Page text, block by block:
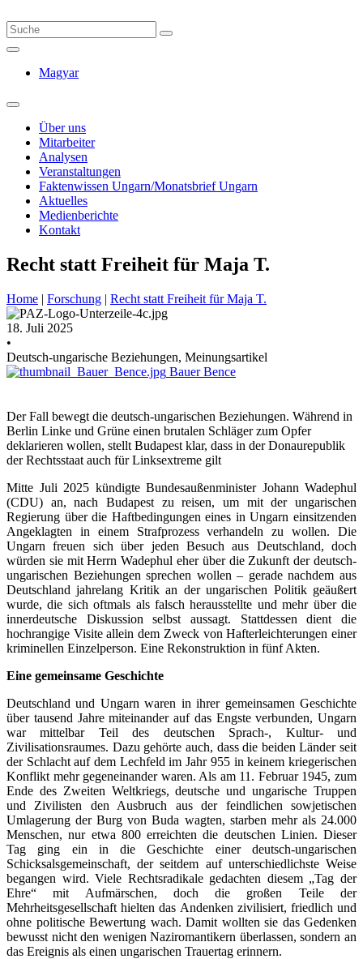
Magyar
Über uns
Mitarbeiter
Analysen
Veranstaltungen
Faktenwissen Ungarn/Monatsbrief Ungarn
Aktuelles
Medienberichte
Kontakt
Recht statt Freiheit für Maja T.
Home | Forschung | Recht statt Freiheit für Maja T.
18. Juli 2025
•
Deutsch-ungarische Beziehungen, Meinungsartikel
Bauer Bence
Der Fall bewegt die deutsch-ungarischen Beziehungen. Während in
Berlin Linke und Grüne einen brutalen Schläger zum Opfer
deklarieren wollen, stellt Budapest klar, dass in der Donaurepublik
der Rechtsstaat auch für Linksextreme gilt
Mitte Juli 2025 kündigte Bundesaußenminister Johann Wadephul
(CDU) an, nach Budapest zu reisen, um mit der ungarischen
Regierung über die Haftbedingungen eines in Ungarn einsitzenden
Angeklagten in einem Strafprozess verhandeln zu wollen. Die
Ungarn freuen sich über jeden Besuch aus Deutschland, doch
würden sie mit Herrn Wadephul eher über die Zukunft der deutsch-
ungarischen Beziehungen sprechen wollen – gerade nachdem aus
Deutschland jahrelang Kritik an der ungarischen Politik geäußert
wurde, die sich oftmals als falsch herausstellte und mehr über die
innerdeutsche Diskussion selbst aussagt. Stattdessen dient die
hochrangige Visite allein dem Zweck von Hafterleichterungen einer
kriminellen Einzelperson. Eine Rekonstruktion in fünf Akten.
Eine gemeinsame Geschichte
Deutschland und Ungarn waren in ihrer gemeinsamen Geschichte
über tausend Jahre miteinander auf das Engste verbunden, Ungarn
war mittelbar Teil des deutschen Sprach-, Kultur- und
Zivilisationsraumes. Dazu gehörte auch, dass die beiden Länder seit
der Schlacht auf dem Lechfeld im Jahr 955 in keinem kriegerischen
Konflikt mehr gegeneinander waren. Als am 11. Februar 1945, zum
Ende des Zweiten Weltkriegs, deutsche und ungarische Truppen
und Zivilisten den Ausbruch aus der feindlichen sowjetischen
Umlagerung der Burg von Buda wagten, starben mehr als 24.000
Menschen, nur etwa 800 erreichten die deutschen Linien. Dieser
Tag ging ein in die Geschichte einer deutsch-ungarischen
Schicksalsgemeinschaft, der seitdem auf unterschiedlichste Weise
begangen wird. Viele Rechtsradikale gedachten diesem „Tag der
Ehre“ mit Aufmärschen, doch die großen Teile der
Mehrheitsgesellschaft hielten das Andenken zivilisiert, friedlich und
ohne politische Bewertung wach. Damit wollten sie das Gedenken
bewusst nicht den wenigen Naziromantikern überlassen, sondern an
das Ereignis als einen ungarischen Trauertag erinnern.